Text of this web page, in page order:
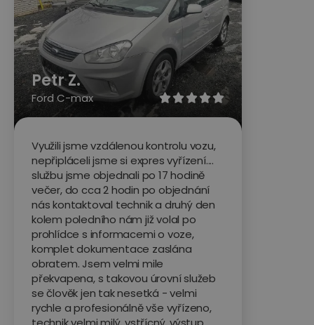

Petr Z.
Ford C-max
Využili jsme vzdálenou kontrolu vozu,
nepřipláceli jsme si expres vyřízení....
službu jsme objednali po 17 hodině
večer, do cca 2 hodin po objednání
nás kontaktoval technik a druhý den
kolem poledního nám již volal po
prohlídce s informacemi o voze,
komplet dokumentace zaslána
obratem. Jsem velmi mile
překvapena, s takovou úrovní služeb
se člověk jen tak nesetká - velmi
rychle a profesionálně vše vyřízeno,